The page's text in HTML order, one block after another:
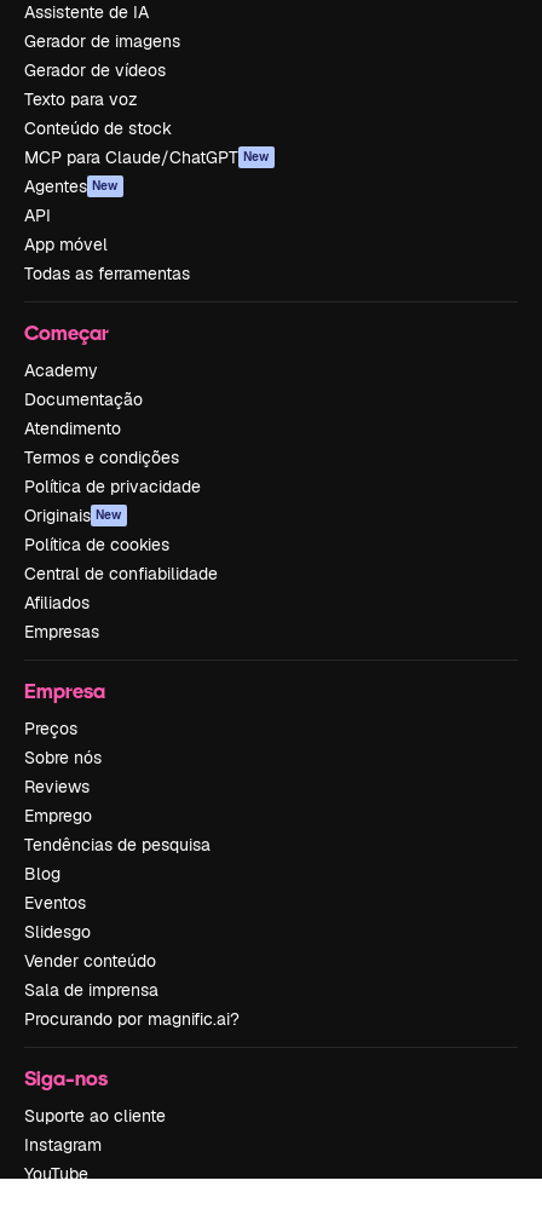
Assistente de IA
Gerador de imagens
Gerador de vídeos
Texto para voz
Conteúdo de stock
MCP para Claude/ChatGPT New
Agentes New
API
App móvel
Todas as ferramentas
Começar
Academy
Documentação
Atendimento
Termos e condições
Política de privacidade
Originais New
Política de cookies
Central de confiabilidade
Afiliados
Empresas
Empresa
Preços
Sobre nós
Reviews
Emprego
Tendências de pesquisa
Blog
Eventos
Slidesgo
Vender conteúdo
Sala de imprensa
Procurando por magnific.ai?
Siga-nos
Suporte ao cliente
Instagram
YouTube